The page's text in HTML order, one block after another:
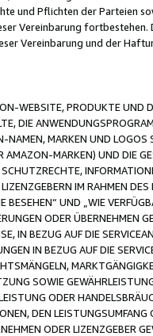
und Pflichten der Parteien
Vereinbarung
Vereinbarung und der
WEBSITE, PRODUKTE UND
DIE
MARKEN UND
AMAZON-MARKEN) UND DIE
IM RAHMEN
BESEHEN“ UND „WIE
ODER ÜBERNEHMEN
IN BEZUG AUF DIE
IN BEZUG AUF DIE
SOWIE
ODER
DEN
ODER LIZENZGEBER